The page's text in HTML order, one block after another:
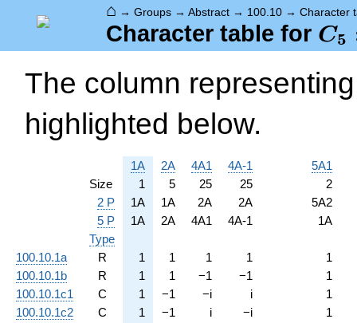
⌂ → Groups → Abstract → 100.10 → Character
Character table for C5
The column
highlighted below.
1A 2A 4A1 4A-1
5A1
Size
1 5 25 25
2
2 P
1A 1A 2A 2A
5A2
5 P
1A 2A 4A1 4A-1
1A
Type
100.10.1a
R 1 1 1 1
1
100.10.1b
R 1 1 −1 −1
1
100.10.1c1
C 1 −1 −i i
1
100.10.1c2
C 1 −1 i −i
1